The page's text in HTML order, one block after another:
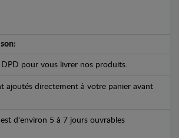
DPD pour vous livrer nos produits.
ajoutés directement à votre panier avant
est d'environ 5 à 7 jours ouvrables